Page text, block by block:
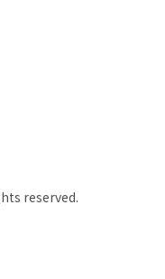
reserved.